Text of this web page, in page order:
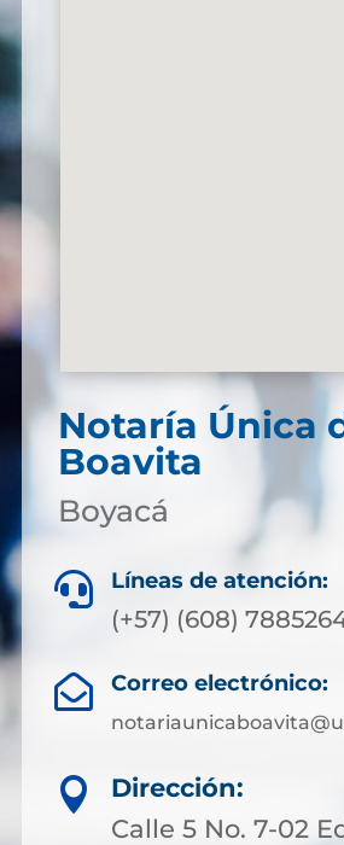
Notaría Única
Boavita
Boyacá
 Líneas de atención:
(+57) (608)
 Correo electrónico:

Dirección:
Calle 5 No. 7-02